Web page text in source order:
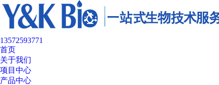
13572593771
首页
关于我们
项目中心
产品中心